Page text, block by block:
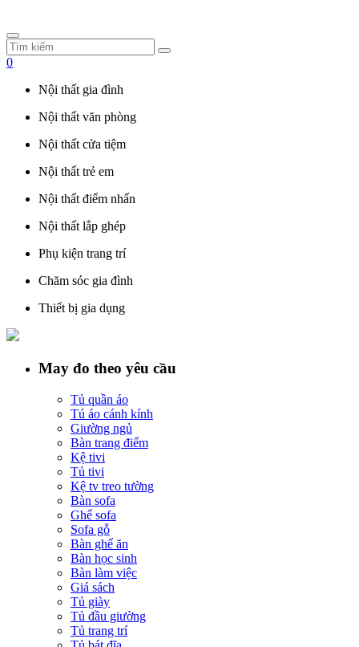
0
Nội thất gia đình
Nội thất văn phòng
Nội thất cửa tiệm
Nội thất trẻ em
Nội thất điểm nhấn
Nội thất lắp ghép
Phụ kiện trang trí
Chăm sóc gia đình
Thiết bị gia dụng
May đo theo yêu cầu
Tủ quần áo
Tú áo cánh kính
Giường ngủ
Bàn trang điểm
Kệ tivi
Tủ tivi
Kệ tv treo tường
Bàn sofa
Ghế sofa
Sofa gỗ
Bàn ghế ăn
Bàn học sinh
Bàn làm việc
Giá sách
Tủ giày
Tủ đầu giường
Tủ trang trí